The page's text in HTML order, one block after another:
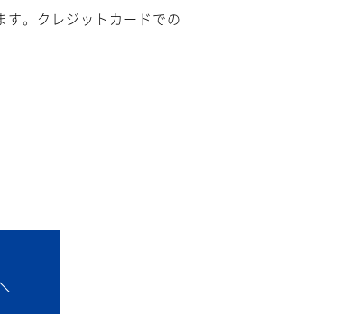
。クレジットカードでの